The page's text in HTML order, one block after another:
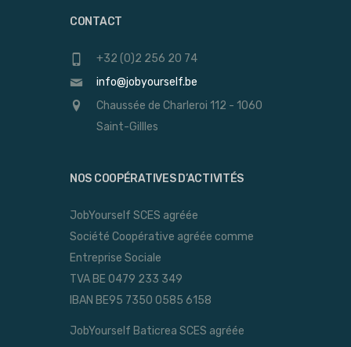
CONTACT
+32 (0)2 256 20 74
info@jobyourself.be
Chaussée de Charleroi 112 - 1060
Saint-Gillles
NOS COOPÉRATIVES D’ACTIVITÉS
JobYourself SCES agréée
Société Coopérative agréée comme
Entreprise Sociale
TVA BE 0479 233 349
IBAN BE95 7350 0585 6158
JobYourself Baticrea SCES agréée